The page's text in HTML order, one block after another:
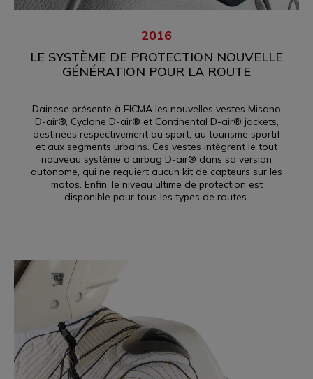
2016
LE SYSTÈME DE PROTECTION NOUVELLE
GÉNÉRATION POUR LA ROUTE
Dainese présente à EICMA les nouvelles vestes Misano
D-air®, Cyclone D-air® et Continental D-air® jackets,
destinées respectivement au sport, au tourisme sportif
et aux segments urbains. Ces vestes intègrent le tout
nouveau système d'airbag D-air® dans sa version
autonome, qui ne requiert aucun kit de capteurs sur les
motos. Enfin, le niveau ultime de protection est
disponible pour tous les types de routes.